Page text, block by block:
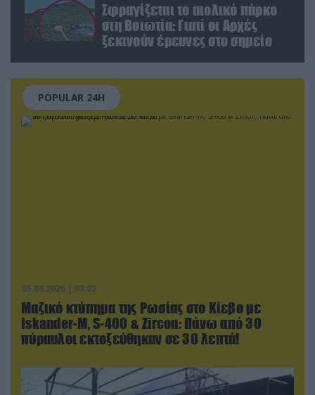
Σφραγίζεται το αιολικό πάρκο
στη Βοιωτία: Γιατί οι Αρχές
ξεκινούν έρευνες στο σημείο
POPULAR 24H
05.08.2026 | 08:02
Μαζικό κτύπημα της Ρωσίας στο Κίεβο με
Iskander-Μ, S-400 & Zircon: Πάνω από 30
πύραυλοι εκτοξεύθηκαν σε 30 λεπτά!